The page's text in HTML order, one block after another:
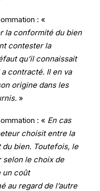
: «
la conformité du bien
contester la
qu’il connaissait
contracté. Il en va
origine dans les
»
: « En cas
choisit entre la
bien. Toutefois, le
selon le choix de
un coût
au regard de l’autre